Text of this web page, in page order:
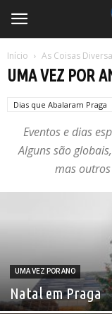
Início As Coisas
UMA VEZ POR
Dias que Abalaram Praga
Eventos e dias
Alguns são
mas
UMA VEZ POR ANO
Natal em Praga